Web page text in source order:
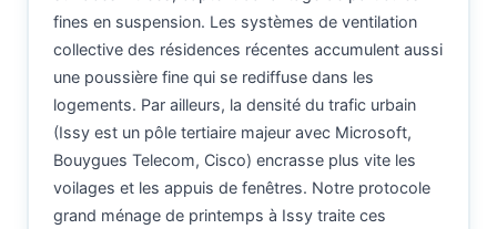
fines en suspension. Les systèmes de ventilation
collective des résidences récentes accumulent aussi
une poussière fine qui se rediffuse dans les
logements. Par ailleurs, la densité du trafic urbain
(Issy est un pôle tertiaire majeur avec Microsoft,
Bouygues Telecom, Cisco) encrasse plus vite les
voilages et les appuis de fenêtres. Notre protocole
grand ménage de printemps à Issy traite ces